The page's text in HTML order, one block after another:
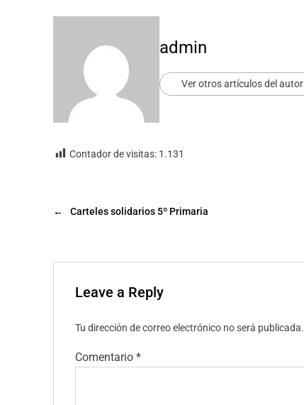
admin
Ver otros artículos del autor
Contador de visitas: 1.131
← Carteles solidarios 5º Primaria
Leave a Reply
Tu dirección de correo electrónico no será publicada.
Comentario *